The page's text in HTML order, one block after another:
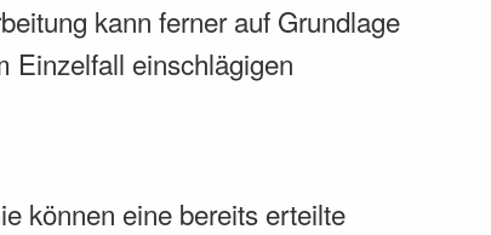
kann ferner auf Grundlage
Einzelfall einschlägigen
können eine bereits erteilte